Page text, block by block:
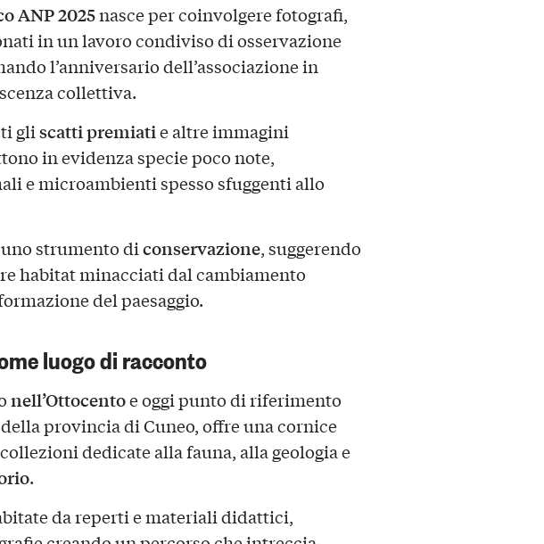
ANP 2025nasce per coinvolgere fotografi,
in un lavoro condiviso di osservazione
l’anniversario dell’associazione in
collettiva.
gliscatti premiatie altre immagini
in evidenza specie poco note,
e microambienti spesso sfuggenti allo
strumento diconservazione, suggerendo
habitat minacciati dal cambiamento
del paesaggio.
luogo di racconto
nell’Ottocentoe oggi punto di riferimento
provincia di Cuneo, offre una cornice
dedicate alla fauna, alla geologia e
.
da reperti e materiali didattici,